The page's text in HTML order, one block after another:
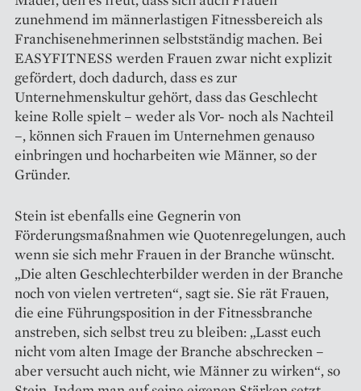
zunehmend im männer­lastigen Fitnessbereich als
Franchise­nehmerinnen selbstständig machen. Bei
EASYFITNESS werden Frauen zwar nicht explizit
gefördert, doch ­dadurch, dass es zur
Unternehmenskultur gehört, dass das Geschlecht
keine Rolle spielt – weder als Vor- noch als Nachteil
–, können sich Frauen im Unternehmen genauso
einbringen und hocharbeiten wie Männer, so der
Gründer.
Stein ist ebenfalls eine Gegnerin von
Förderungsmaßnahmen wie Quotenregelungen, auch
wenn sie sich mehr Frauen in der Branche wünscht.
„Die alten Geschlechterbilder werden in der Branche
noch von vielen vertreten“, sagt sie. Sie rät Frauen,
die eine Führungsposition in der Fitnessbranche
anstreben, sich selbst treu zu bleiben: „Lasst euch
nicht vom alten Image der Branche ab­schrecken –
aber versucht auch nicht, wie Männer zu wirken“, so